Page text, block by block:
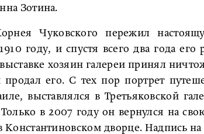
Зотина.
Чуковского пережил
году, и спустя всего два года
хозяин галереи принял
продал его. С тех пор портрет
выставлялся в Третьяковской
Только в 2007 году он вернулся на
Константиновском дворце. Надпись